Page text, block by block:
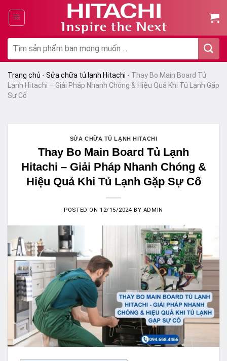
dung
Tìm
Trang chủ - Sửa chữa tủ lạnh Hitachi - Thay Bo Main Board Tủ
Lạnh Hitachi – Giải Pháp Nhanh Chóng & Hiệu Quả Khi Tủ Lạnh Gặp
Sự Cố
SỬA CHỮA TỦ LẠNH HITACHI
Thay Bo Main Board Tủ Lạnh
Hitachi – Giải Pháp Nhanh Chóng &
Hiệu Quả Khi Tủ Lạnh Gặp Sự Cố
POSTED ON 12/15/2024 BY ADMIN